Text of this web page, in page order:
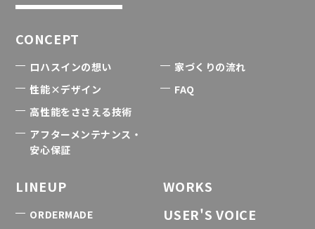
CONCEPT
ロハスインの想い
性能×デザイン
高性能をささえる技術
アフターメンテナンス・
安心保証
家づくりの流れ
FAQ
LINEUP
ORDERMADE
WORKS
USER'S VOICE